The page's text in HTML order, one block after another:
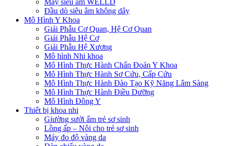
Đầu dò siêu âm không dây
Mô Hình Y Khoa
Giải Phẫu Cơ Quan, Hệ Cơ Quan
Giải Phẫu Hệ Cơ
Giải Phẫu Hệ Xương
Mô hình Nhi khoa
Mô Hình Thực Hành Chẩn Đoán Y Khoa
Mô Hình Thực Hành Sơ Cứu, Cấp Cứu
Mô Hình Thực Hành Đào Tạo Kỹ Năng Lâm Sàng
Mô Hình Thực Hành Điều Dưỡng
Mô Hình Đông Y
Thiết bị khoa nhi
Giường sưởi ấm trẻ sơ sinh
Lồng ấp – Nôi cho trẻ sơ sinh
Máy đo độ vàng da